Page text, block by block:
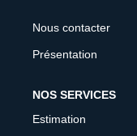
Nous contacter
Présentation
NOS SERVICES
Estimation